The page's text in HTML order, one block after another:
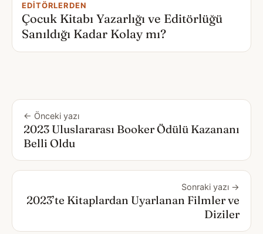
EDITÖRLERDEN
Çocuk Kitabı Yazarlığı ve Editörlüğü
Sanıldığı Kadar Kolay mı?
← Önceki yazı
2023 Uluslararası Booker Ödülü Kazananı
Belli Oldu
Sonraki yazı →
2023’te Kitaplardan Uyarlanan Filmler ve
Diziler